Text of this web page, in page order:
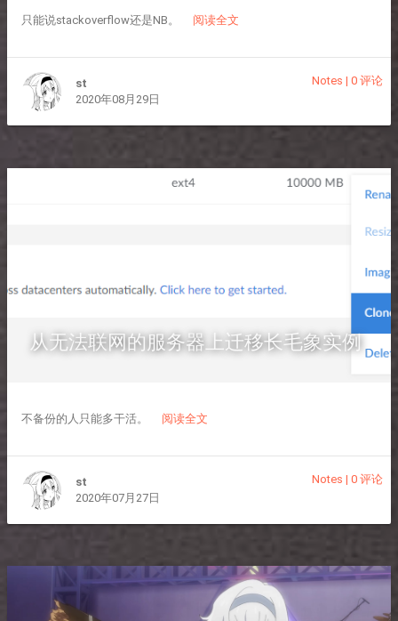
只能说stackoverflow还是NB。 阅读全文
st
2020年08月29日
Notes |0 评论
从无法联网的服务器上迁移长毛象实例
不备份的人只能多干活。 阅读全文
st
2020年07月27日
Notes |0 评论